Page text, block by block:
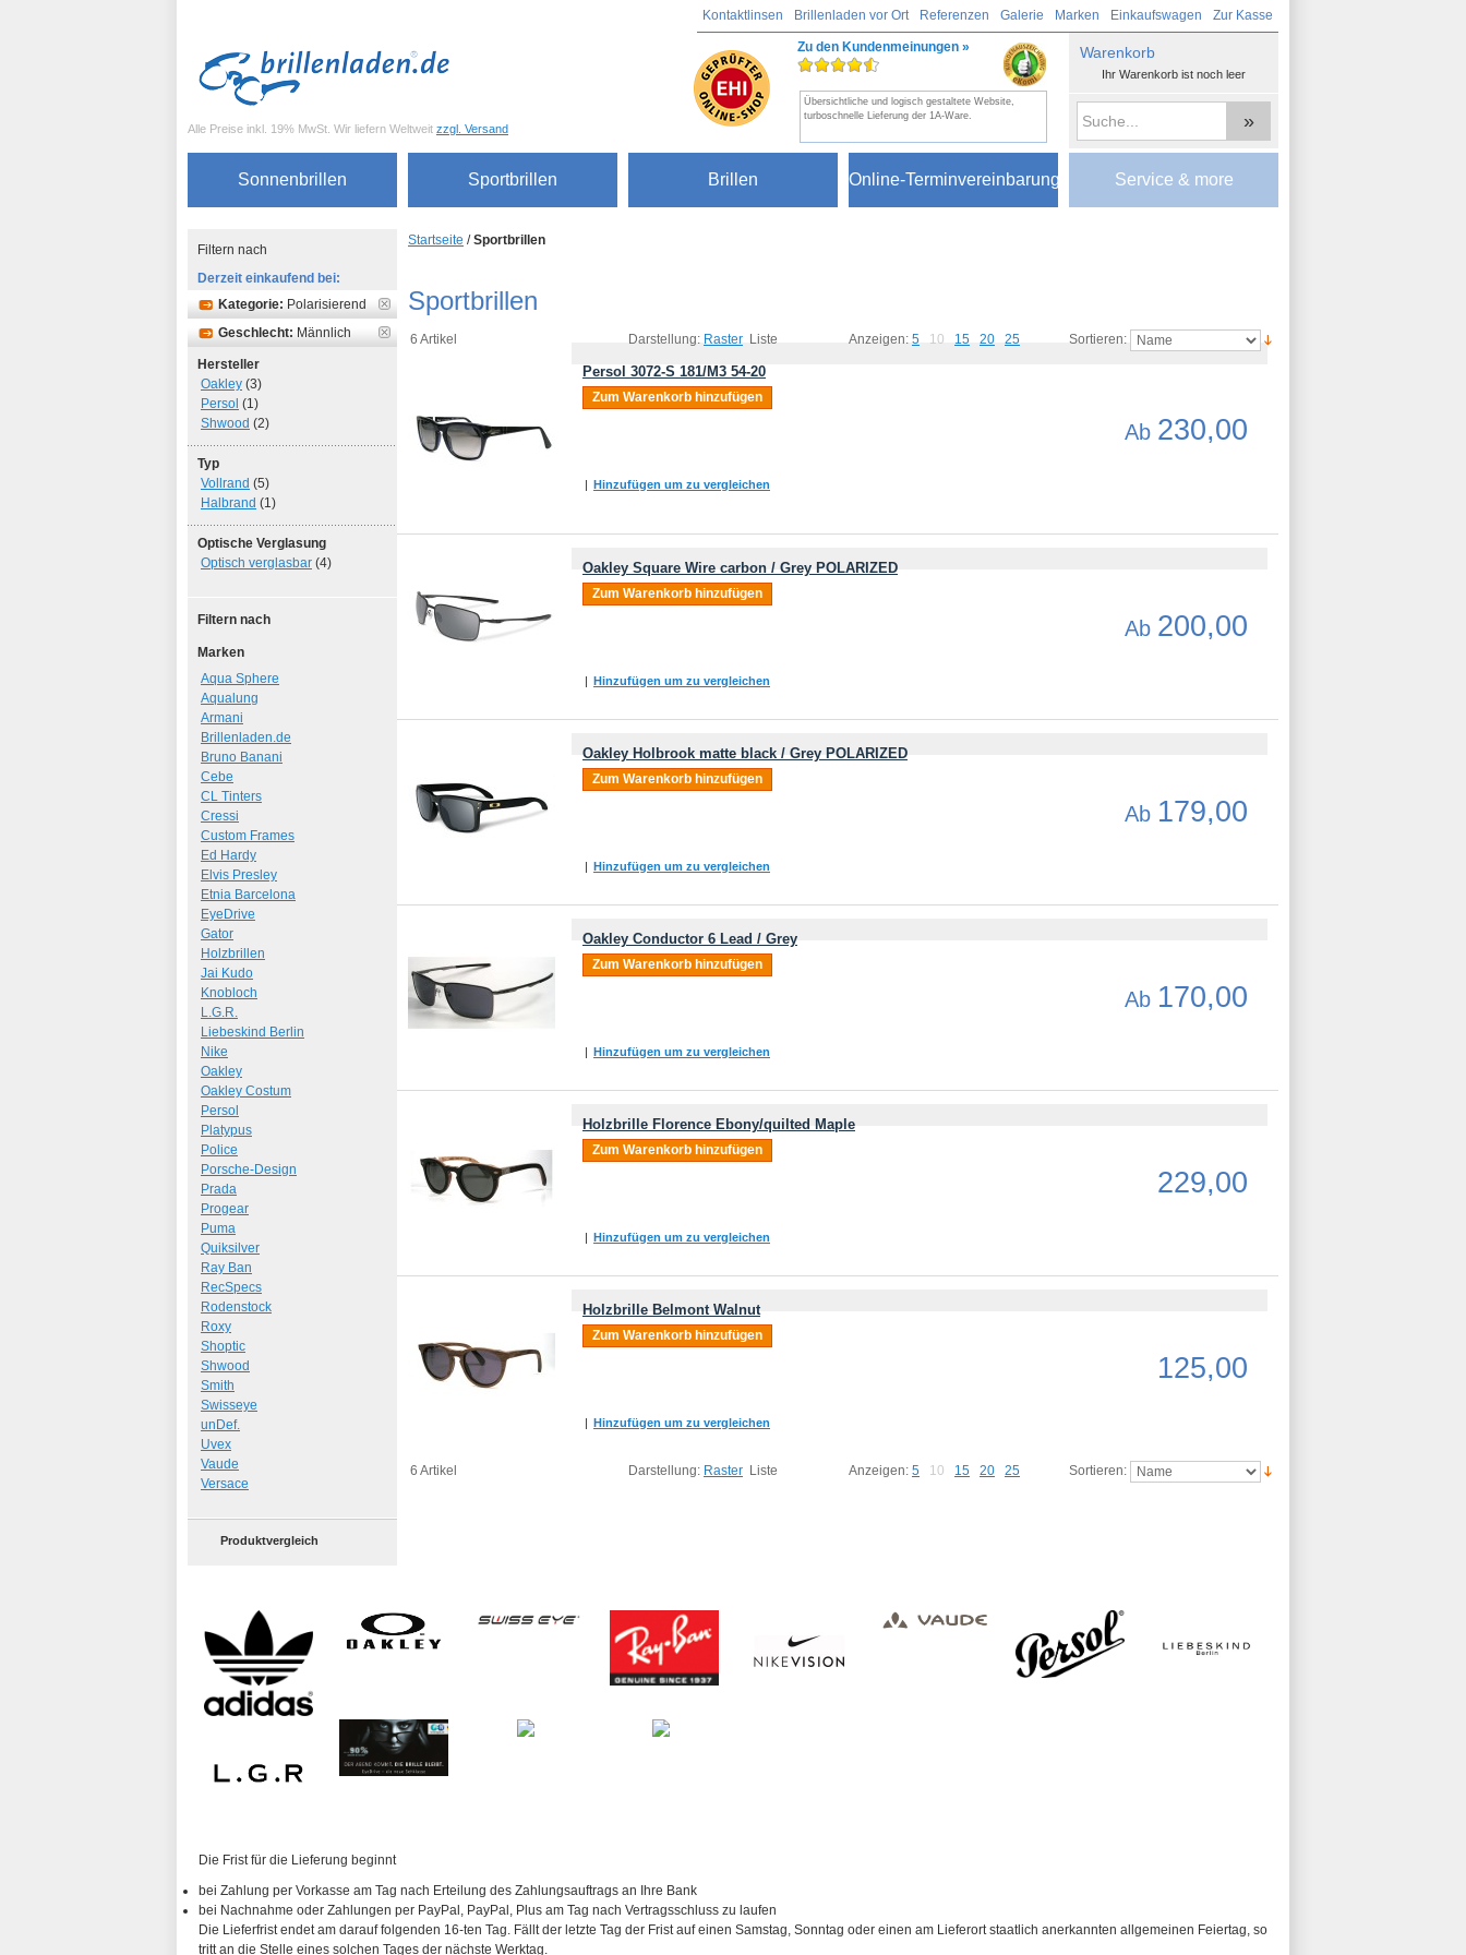
Kontaktlinsen Brillenladen vor Ort Referenzen Galerie Marken Einkaufswagen Zur Kasse
Zu den Kundenmeinungen »
Übersichtliche und logisch gestaltete Website,
turboschnelle Lieferung der 1A-Ware.
Alle Preise inkl. 19% MwSt. Wir liefern Weltweit zzgl. Versand »
Warenkorb
Ihr Warenkorb ist noch leer
Sonnenbrillen Sportbrillen Brillen Online-Terminvereinbarung Service & more
Startseite /Sportbrillen
Sportbrillen
6 Artikel Sortieren:
Anzeigen: 5 10 15 20 25
Darstellung: Raster Liste
Persol 3072-S 181/M3 54-20
Ab 230,00
Zum Warenkorb hinzufügen
| Hinzufügen um zu vergleichen
Oakley Square Wire carbon / Grey POLARIZED
Ab 200,00
Zum Warenkorb hinzufügen
| Hinzufügen um zu vergleichen
Oakley Holbrook matte black / Grey POLARIZED
Ab 179,00
Zum Warenkorb hinzufügen
| Hinzufügen um zu vergleichen
Oakley Conductor 6 Lead / Grey
Ab 170,00
Zum Warenkorb hinzufügen
| Hinzufügen um zu vergleichen
Holzbrille Florence Ebony/quilted Maple
229,00
Zum Warenkorb hinzufügen
| Hinzufügen um zu vergleichen
Holzbrille Belmont Walnut
125,00
Zum Warenkorb hinzufügen
| Hinzufügen um zu vergleichen
6 Artikel Sortieren:
Anzeigen: 5 10 15 20 25
Darstellung: Raster Liste
Filtern nach
Derzeit einkaufend bei:
Kategorie: Polarisierend
Geschlecht: Männlich
Hersteller
Oakley (3)
Persol (1)
Shwood (2)
Typ
Vollrand (5)
Halbrand (1)
Optische Verglasung
Optisch verglasbar (4)
Filtern nach
Marken
Aqua Sphere
Aqualung
Armani
Brillenladen.de
Bruno Banani
Cebe
CL Tinters
Cressi
Custom Frames
Ed Hardy
Elvis Presley
Etnia Barcelona
EyeDrive
Gator
Holzbrillen
Jai Kudo
Knobloch
L.G.R.
Liebeskind Berlin
Nike
Oakley
Oakley Costum
Persol
Platypus
Police
Porsche-Design
Prada
Progear
Puma
Quiksilver
Ray Ban
RecSpecs
Rodenstock
Roxy
Shoptic
Shwood
Smith
Swisseye
unDef.
Uvex
Vaude
Versace
Produktvergleich
Die Frist für die Lieferung beginnt
bei Zahlung per Vorkasse am Tag nach Erteilung des Zahlungsauftrags an Ihre Bank
bei Nachnahme oder Zahlungen per PayPal, PayPal, Plus am Tag nach Vertragsschluss zu laufen
Die Lieferfrist endet am darauf folgenden 16-ten Tag. Fällt der letzte Tag der Frist auf einen Samstag, Sonntag oder einen am Lieferort staatlich anerkannten allgemeinen Feiertag, so
tritt an die Stelle eines solchen Tages der nächste Werktag.